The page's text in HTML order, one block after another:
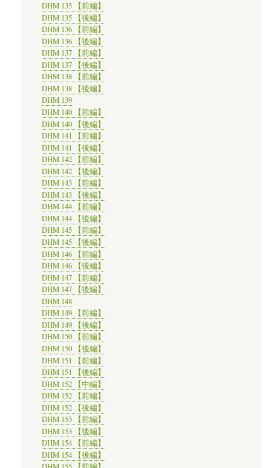
DHM 135 【前編】
DHM 135 【後編】
DHM 136 【前編】
DHM 136 【後編】
DHM 137 【前編】
DHM 137 【後編】
DHM 138 【前編】
DHM 138 【後編】
DHM 139
DHM 140 【前編】
DHM 140 【後編】
DHM 141 【前編】
DHM 141 【後編】
DHM 142 【前編】
DHM 142 【後編】
DHM 143 【前編】
DHM 143 【後編】
DHM 144 【前編】
DHM 144 【後編】
DHM 145 【前編】
DHM 145 【後編】
DHM 146 【前編】
DHM 146 【後編】
DHM 147 【前編】
DHM 147 【後編】
DHM 148
DHM 149 【前編】
DHM 149 【後編】
DHM 150 【前編】
DHM 150 【後編】
DHM 151 【前編】
DHM 151 【後編】
DHM 152 【中編】
DHM 152 【前編】
DHM 152 【後編】
DHM 153 【前編】
DHM 153 【後編】
DHM 154 【前編】
DHM 154 【後編】